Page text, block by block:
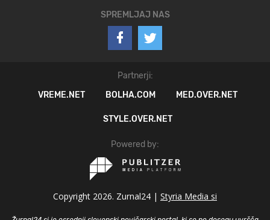
SPREMLJAJ NAS
Partnerji:
VREME.NET
BOLHA.COM MED.OVER.NET
STYLE.OVER.NET
Powered by:
Copyright 2026. Zurnal24 | Styria Media si